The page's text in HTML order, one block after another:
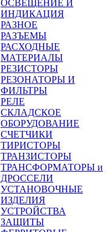
ОСВЕЩЕНИЕ И
ИНДИКАЦИЯ
РАЗНОЕ
РАЗЪЕМЫ
РАСХОДНЫЕ
МАТЕРИАЛЫ
РЕЗИСТОРЫ
РЕЗОНАТОРЫ И
ФИЛЬТРЫ
РЕЛЕ
СКЛАДСКОЕ
ОБОРУДОВАНИЕ
СЧЕТЧИКИ
ТИРИСТОРЫ
ТРАНЗИСТОРЫ
ТРАНСФОРМАТОРЫ и
ДРОССЕЛИ
УСТАНОВОЧНЫЕ
ИЗДЕЛИЯ
УСТРОЙСТВА
ЗАЩИТЫ